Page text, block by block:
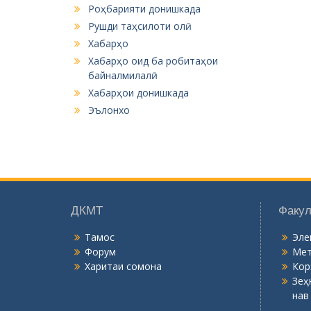
Роҳбарияти донишкада
Рушди таҳсилоти олӣ
Хабарҳо
Хабарҳо оид ба робитаҳои
байналмилалӣ
Хабарҳои донишкада
Эълонхо
ДКМТ
Тамос
Форум
Харитаи сомона
нав